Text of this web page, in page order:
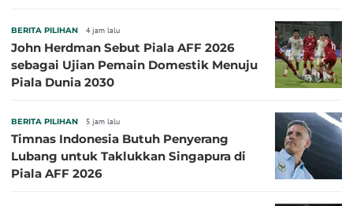
BERITA PILIHAN 4 jam lalu
John Herdman Sebut Piala AFF 2026
sebagai Ujian Pemain Domestik Menuju
Piala Dunia 2030
BERITA PILIHAN 5 jam lalu
Timnas Indonesia Butuh Penyerang
Lubang untuk Taklukkan Singapura di
Piala AFF 2026